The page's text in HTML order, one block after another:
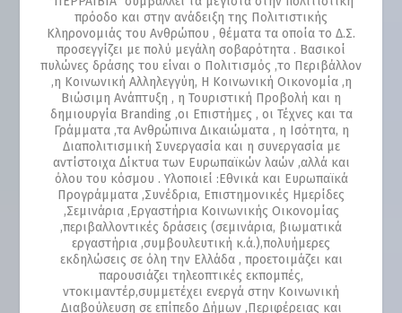
πρόοδο και στην ανάδειξη της Πολιτιστικής
Κληρονομιάς του Ανθρώπου , θέματα τα οποία το Δ.Σ.
προσεγγίζει με πολύ μεγάλη σοβαρότητα . Βασικοί
πυλώνες δράσης του είναι ο Πολιτισμός ,το Περιβάλλον
,η Κοινωνική Αλληλεγγύη, Η Κοινωνική Οικονομία ,η
Βιώσιμη Ανάπτυξη , η Τουριστική Προβολή και η
δημιουργία Branding ,οι Επιστήμες , οι Τέχνες και τα
Γράμματα ,τα Ανθρώπινα Δικαιώματα , η Ισότητα, η
Διαπολιτισμική Συνεργασία και η συνεργασία με
αντίστοιχα Δίκτυα των Ευρωπαϊκών λαών ,αλλά και
όλου του κόσμου . Υλοποιεί :Εθνικά και Ευρωπαϊκά
Προγράμματα ,Συνέδρια, Επιστημονικές Ημερίδες
,Σεμινάρια ,Εργαστήρια Κοινωνικής Οικονομίας
,περιβαλλοντικές δράσεις (σεμινάρια, βιωματικά
εργαστήρια ,συμβουλευτική κ.ά.),πολυήμερες
εκδηλώσεις σε όλη την Ελλάδα , προετοιμάζει και
παρουσιάζει τηλεοπτικές εκπομπές,
ντοκιμαντέρ,συμμετέχει ενεργά στην Κοινωνική
Διαβούλευση σε επίπεδο Δήμων ,Περιφέρειας και